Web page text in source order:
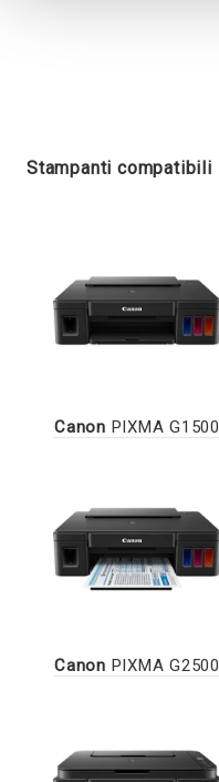
Stampanti compatibili
Canon PIXMA G1500
Canon PIXMA G2500